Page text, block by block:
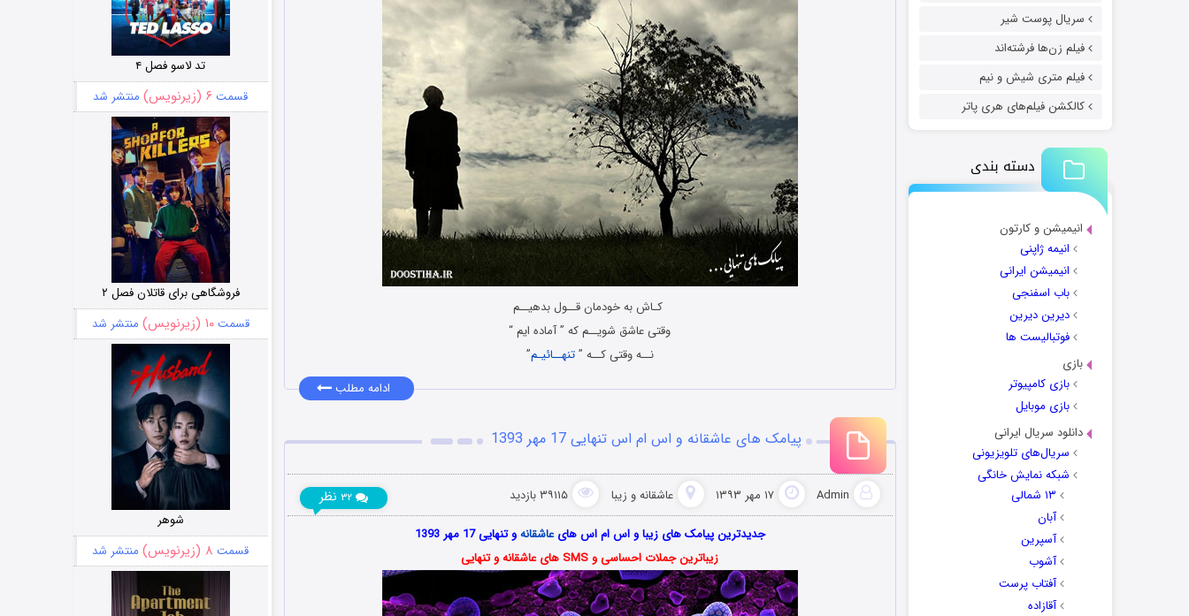
سریال پوست شیر
فیلم زن‌ها فرشته‌اند
فیلم متری شیش و نیم
کالکشن فیلم‌های هری پاتر
دسته بندی
انیمیشن و کارتون
انیمه ژاپنی
انیمیشن ایرانی
باب اسفنجی
دیرین دیرین
فوتبالیست ها
بازی
بازی کامپیوتر
بازی موبایل
دانلود سریال ایرانی
سریال‌های تلویزیونی
شبکه نمایش خانگی
۱۳ شمالی
آبان
آسپرین
آشوب
آفتاب پرست
آقازاده
کـاش به خودمان قــول بدهیــم
وقتی عاشق شویــم که ” آماده ایم “
نــه وقتی کــه ”تنهــائیـم”
ادامه مطلب
پیامک های عاشقانه و اس ام اس تنهایی 17 مهر 1393
Admin ۱۷ مهر ۱۳۹۳ عاشقانه و زیبا ۳۹۱۱۵ بازدید ۳۲ نظر
جدیدترین پیامک های زیبا و اس ام اس هایعاشقانهو تنهایی 17 مهر 1393
زیباترین جملات احساسی و SMS های عاشقانه و تنهایی
تد لاسو فصل ۴
قسمت ۶ (زیرنویس) منتشر شد
فروشگاهی برای قاتلان فصل ۲
قسمت۱۰ (زیرنویس) منتشر شد
شوهر
قسمت ۸ (زیرنویس) منتشر شد